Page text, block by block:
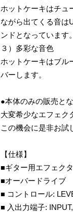
ホットケーキはチュ
ながら出てくる音は
ンドとなっています。
３）多彩な音色
ホットケーキはブル
バーします。
●本体のみの販売とな
大変希少なエフェク
この機会に是非お試
【仕様】
■ギター用エフェク
■オーバードライブ
■ コントロール:
■ 入出力端子: